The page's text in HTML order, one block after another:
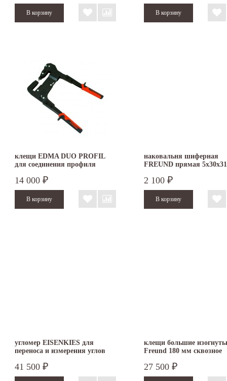
клещи EDMA DUO PROFIL
для соединения профиля
14 000 ₽
наковальня шиферная
FREUND прямая
2 100 ₽
угломер EISENKIES для
переноса и измерения углов
41 500 ₽
клещи большие
Freund 180 мм сквозное
27 500 ₽